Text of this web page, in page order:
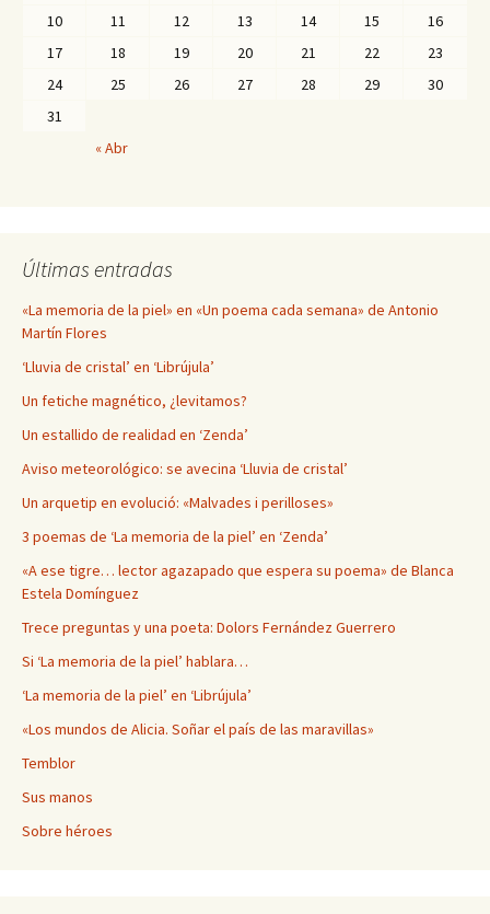
10
11 12 13 14 15
16
17
18 19 20 21 22
23
24
25 26 27 28 29
30
31
« Abr
Últimas entradas
«La memoria de la piel» en «Un poema cada semana» de Antonio
Martín Flores
‘Lluvia de cristal’ en ‘Librújula’
Un fetiche magnético, ¿levitamos?
Un estallido de realidad en ‘Zenda’
Aviso meteorológico: se avecina ‘Lluvia de cristal’
Un arquetip en evolució: «Malvades i perilloses»
3 poemas de ‘La memoria de la piel’ en ‘Zenda’
«A ese tigre… lector agazapado que espera su poema» de Blanca
Estela Domínguez
Trece preguntas y una poeta: Dolors Fernández Guerrero
Si ‘La memoria de la piel’ hablara…
‘La memoria de la piel’ en ‘Librújula’
«Los mundos de Alicia. Soñar el país de las maravillas»
Temblor
Sus manos
Sobre héroes